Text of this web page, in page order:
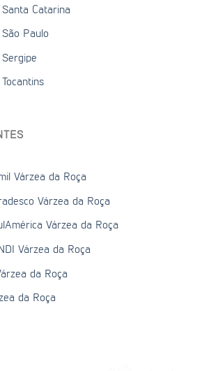
Catarina
Paulo
Várzea da Roça
Várzea da Roça
Várzea da Roça
Várzea da Roça
da Roça
da Roça